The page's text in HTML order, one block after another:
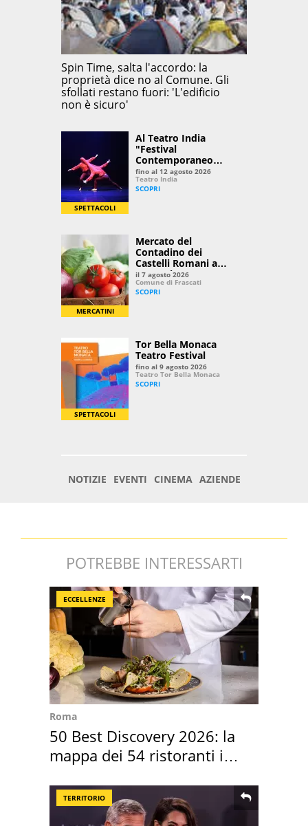
POTREBBE INTERESSARTI
ECCELLENZE
Roma
50 Best Discovery 2026: la
mappa dei 54 ristoranti in
TERRITORIO